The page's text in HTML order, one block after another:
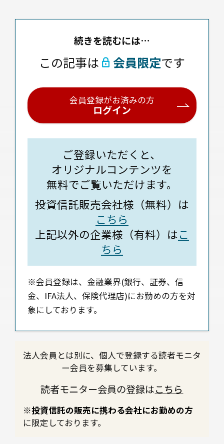
続きを読むには…
この記事は 会員限定です
会員登録がお済みの方
ログイン
ご登録いただくと、
オリジナルコンテンツを
無料でご覧いただけます。
投資信託販売会社様（無料）は
こちら
上記以外の企業様（有料）はこ
ちら
※会員登録は、金融業界(銀行、証券、信
金、IFA法人、保険代理店)にお勤めの方を対
象にしております。
法人会員とは別に、個人で登録する読者モニタ
ー会員を募集しています。
読者モニター会員の登録はこちら
※投資信託の販売に携わる会社にお勤めの方
に限定しております。